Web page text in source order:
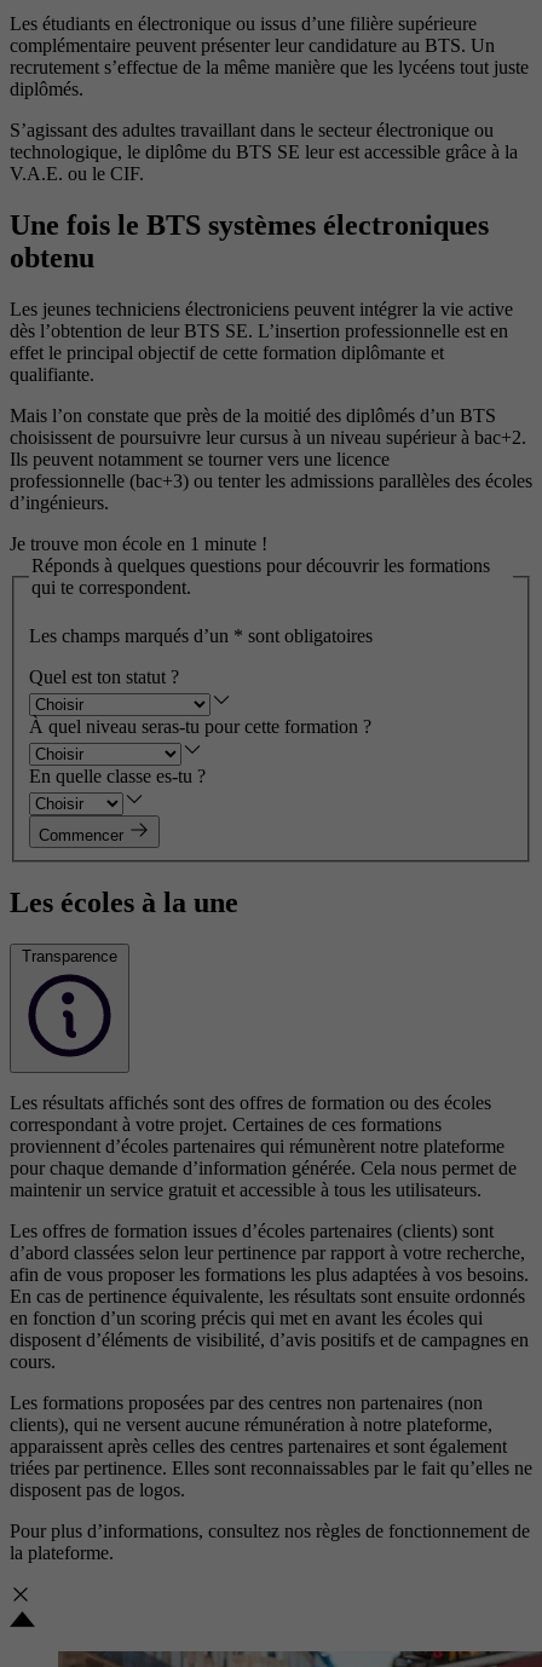
Les étudiants en électronique ou issus d’une filière supérieure
complémentaire peuvent présenter leur candidature au BTS. Un
recrutement s’effectue de la même manière que les lycéens tout juste
diplômés.
S’agissant des adultes travaillant dans le secteur électronique ou
technologique, le diplôme du BTS SE leur est accessible grâce à la
V.A.E. ou le CIF.
Une fois le BTS systèmes électroniques
obtenu
Les jeunes techniciens électroniciens peuvent intégrer la vie active
dès l’obtention de leur BTS SE. L’insertion professionnelle est en
effet le principal objectif de cette formation diplômante et
qualifiante.
Mais l’on constate que près de la moitié des diplômés d’un BTS
choisissent de poursuivre leur cursus à un niveau supérieur à bac+2.
Ils peuvent notamment se tourner vers une licence
professionnelle (bac+3) ou tenter les admissions parallèles des écoles
d’ingénieurs.
Je trouve mon école en 1 minute !
Réponds à quelques questions pour découvrir les formations
qui te correspondent.
Les champs marqués d’un * sont obligatoires
Quel est ton statut ?
À quel niveau seras-tu pour cette formation ?
En quelle classe es-tu ?
Commencer
Les écoles à la une
Transparence
Les résultats affichés sont des offres de formation ou des écoles
correspondant à votre projet. Certaines de ces formations
proviennent d’écoles partenaires qui rémunèrent notre plateforme
pour chaque demande d’information générée. Cela nous permet de
maintenir un service gratuit et accessible à tous les utilisateurs.
Les offres de formation issues d’écoles partenaires (clients) sont
d’abord classées selon leur pertinence par rapport à votre recherche,
afin de vous proposer les formations les plus adaptées à vos besoins.
En cas de pertinence équivalente, les résultats sont ensuite ordonnés
en fonction d’un scoring précis qui met en avant les écoles qui
disposent d’éléments de visibilité, d’avis positifs et de campagnes en
cours.
Les formations proposées par des centres non partenaires (non
clients), qui ne versent aucune rémunération à notre plateforme,
apparaissent après celles des centres partenaires et sont également
triées par pertinence. Elles sont reconnaissables par le fait qu’elles ne
disposent pas de logos.
Pour plus d’informations, consultez nos règles de fonctionnement de
la plateforme.